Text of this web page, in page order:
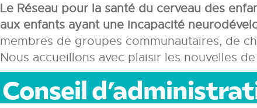
Le Réseau pour la santé du cerveau des
aux enfants ayant une incapacité
membres de groupes communautaires, de
Nous accueillons avec plaisir les nouvelles
Conseil